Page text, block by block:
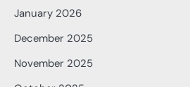
January 2026
December 2025
November 2025